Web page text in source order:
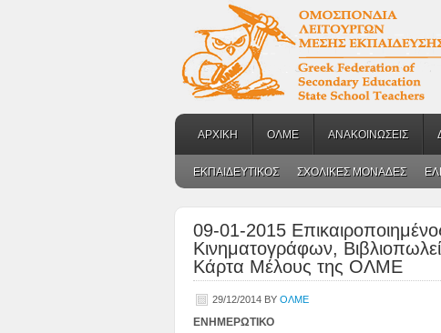
ΑΡΧΙΚΗ ΟΛΜΕ ΑΝΑΚΟΙΝΩΣΕΙΣ
ΕΚΠΑΙΔΕΥΤΙΚΟΣ ΣΧΟΛΙΚΕΣ ΜΟΝΑΔΕΣ
09-01-2015
Κινηματογράφων,
Κάρτα Μέλους της ΟΛΜΕ
29/12/2014 BY ΟΛΜΕ
ΕΝΗΜΕΡΩΤΙΚΟ